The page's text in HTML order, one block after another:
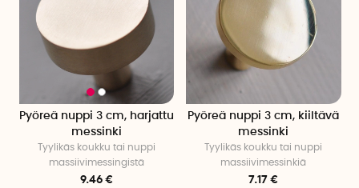
Pyöreä nuppi 3 cm, harjattu
messinki
Tyylikäs koukku tai nuppi
massiivimessingistä
9.46 €
Pyöreä nuppi 3 cm, kiiltävä
messinki
Tyylikäs koukku tai nuppi
massiivimessinkiä
7.17 €